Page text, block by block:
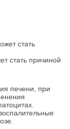
стать причиной
печени, при